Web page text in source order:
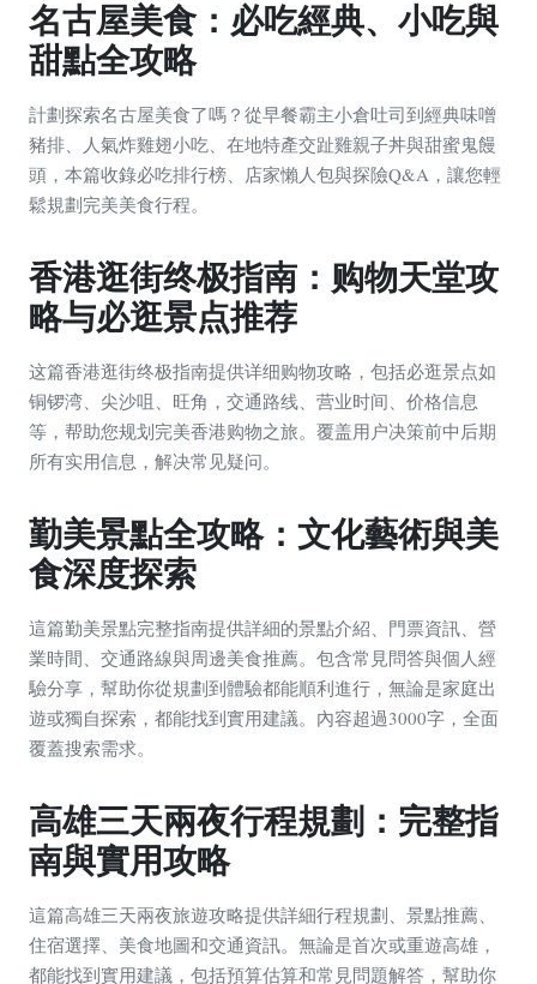
名古屋美食：必吃經典、小吃與
甜點全攻略
計劃探索名古屋美食了嗎？從早餐霸主小倉吐司到經典味噌
豬排、人氣炸雞翅小吃、在地特產交趾雞親子丼與甜蜜鬼饅
頭，本篇收錄必吃排行榜、店家懶人包與探險Q&A，讓您輕
鬆規劃完美美食行程。
香港逛街终极指南：购物天堂攻
略与必逛景点推荐
这篇香港逛街终极指南提供详细购物攻略，包括必逛景点如
铜锣湾、尖沙咀、旺角，交通路线、营业时间、价格信息
等，帮助您规划完美香港购物之旅。覆盖用户决策前中后期
所有实用信息，解决常见疑问。
勤美景點全攻略：文化藝術與美
食深度探索
這篇勤美景點完整指南提供詳細的景點介紹、門票資訊、營
業時間、交通路線與周邊美食推薦。包含常見問答與個人經
驗分享，幫助你從規劃到體驗都能順利進行，無論是家庭出
遊或獨自探索，都能找到實用建議。內容超過3000字，全面
覆蓋搜索需求。
高雄三天兩夜行程規劃：完整指
南與實用攻略
這篇高雄三天兩夜旅遊攻略提供詳細行程規劃、景點推薦、
住宿選擇、美食地圖和交通資訊。無論是首次或重遊高雄，
都能找到實用建議，包括預算估算和常見問題解答，幫助你